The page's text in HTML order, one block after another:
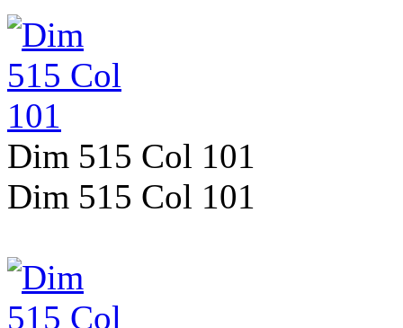
Dim 515 Col 101
Dim 515 Col 101